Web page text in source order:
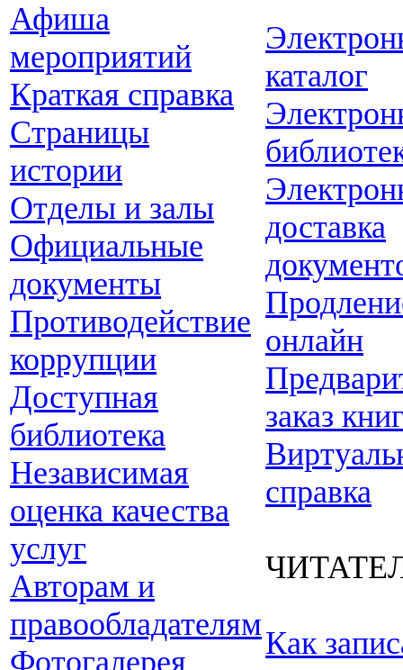
Афиша
мероприятий
Краткая справка
Страницы
истории
Отделы и залы
Официальные
документы
Противодействие
коррупции
Доступная
библиотека
Независимая
оценка качества
услуг
Авторам и
правообладателям
Фотогалерея
каталог
доставка
онлайн
заказ
справка
Как